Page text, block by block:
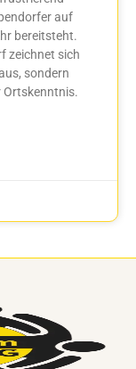
auf
bereitsteht.
zeichnet sich
sondern
Ortskenntnis.